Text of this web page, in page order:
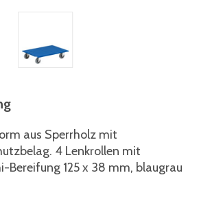
aus Sperrholz mit
4 Lenkrollen mit
Bereifung 125 x 38 mm, blaugrau